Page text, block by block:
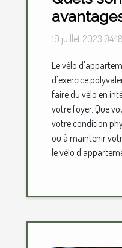
19 juillet 2023 04:18
Le vélo
d'exercice
faire du vélo en
votre foyer. Que
votre condition
ou à maintenir
le vélo